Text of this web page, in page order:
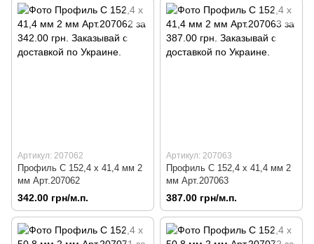
Артикул: 207062
Профиль C 152,4 х 41,4 мм 2
мм Арт.207062
342.00 грн/м.п.
Артикул: 207063
Профиль C 152,4 х 41,4 мм 2
мм Арт.207063
387.00 грн/м.п.